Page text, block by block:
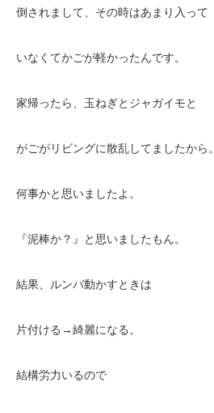
倒されまして、その時はあまり入って
いなくてかごが軽かったんです。
家帰ったら、玉ねぎとジャガイモと
がごがリビングに散乱してましたから。
何事かと思いましたよ。
『泥棒か？』と思いましたもん。
結果、ルンバ動かすときは
片付ける→綺麗になる。
結構労力いるので